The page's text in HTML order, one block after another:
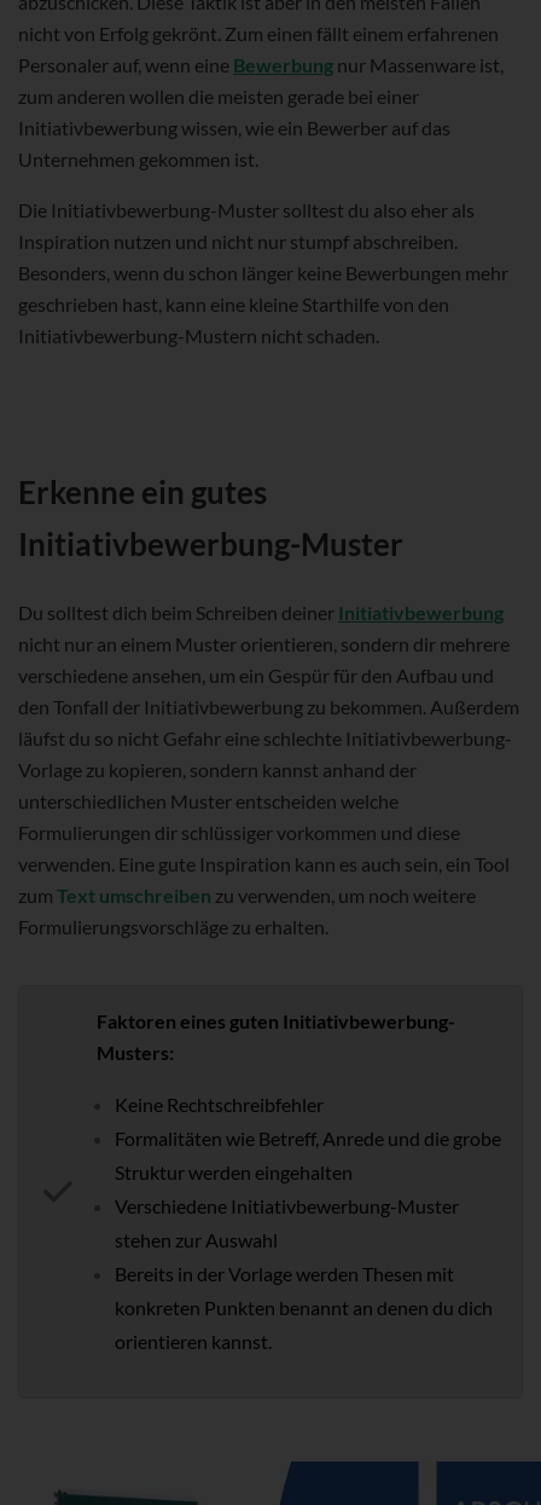
nicht von Erfolg gekrönt. Zum einen fällt einem erfahrenen
Personaler auf, wenn eine Bewerbung nur Massenware ist,
zum anderen wollen die meisten gerade bei einer
Initiativbewerbung wissen, wie ein Bewerber auf das
Unternehmen gekommen ist.
Die Initiativbewerbung-Muster solltest du also eher als
Inspiration nutzen und nicht nur stumpf abschreiben.
Besonders, wenn du schon länger keine Bewerbungen mehr
geschrieben hast, kann eine kleine Starthilfe von den
Initiativbewerbung-Mustern nicht schaden.
Erkenne ein gutes
Initiativbewerbung-Muster
Du solltest dich beim Schreiben deiner Initiativbewerbung
nicht nur an einem Muster orientieren, sondern dir mehrere
verschiedene ansehen, um ein Gespür für den Aufbau und
den Tonfall der Initiativbewerbung zu bekommen. Außerdem
läufst du so nicht Gefahr eine schlechte Initiativbewerbung-
Vorlage zu kopieren, sondern kannst anhand der
unterschiedlichen Muster entscheiden welche
Formulierungen dir schlüssiger vorkommen und diese
verwenden. Eine gute Inspiration kann es auch sein, ein Tool
zum Text umschreiben zu verwenden, um noch weitere
Formulierungsvorschläge zu erhalten.
Faktoren eines guten Initiativbewerbung-
Musters:
Keine Rechtschreibfehler
Formalitäten wie Betreff, Anrede und die grobe
Struktur werden eingehalten
Verschiedene Initiativbewerbung-Muster
stehen zur Auswahl
Bereits in der Vorlage werden Thesen mit
konkreten Punkten benannt an denen du dich
orientieren kannst.